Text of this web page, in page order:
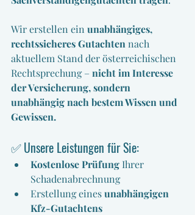
Wir erstellen ein unabhängiges,
rechtssicheres Gutachten nach
aktuellem Stand der österreichischen
Rechtsprechung – nicht im Interesse
der Versicherung, sondern
unabhängig nach bestem Wissen und
Gewissen.
✅ Unsere Leistungen für Sie:
Kostenlose Prüfung Ihrer
Schadenabrechnung
Erstellung eines unabhängigen
Kfz-Gutachtens